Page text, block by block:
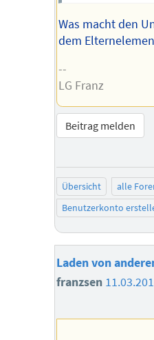
Was macht den
dem
--
LG Franz
Beitrag melden
Übersicht alle
Benutzerkonto
Laden von
franzsen